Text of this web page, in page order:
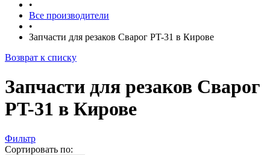
•
Все производители
•
Запчасти для резаков Сварог PT-31 в Кирове
Возврат к списку
Запчасти для резаков Сварог
PT-31 в Кирове
Фильтр
Сортировать по: